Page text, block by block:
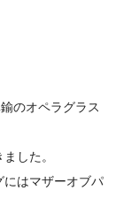
のオペラグラス
した。
にはマザーオブパ